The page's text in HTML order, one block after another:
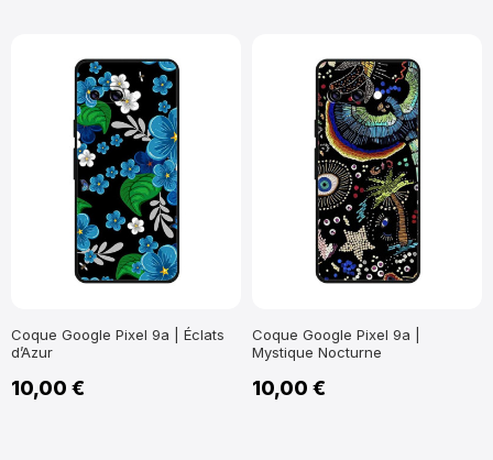
Coque Google Pixel 9a | Éclats
d’Azur
10,00 €
Coque Google Pixel 9a |
Mystique Nocturne
10,00 €